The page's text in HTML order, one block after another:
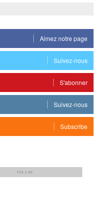
Aimez notre page
Suivez-nous
S'abonner
Suivez-nous
Subscribe